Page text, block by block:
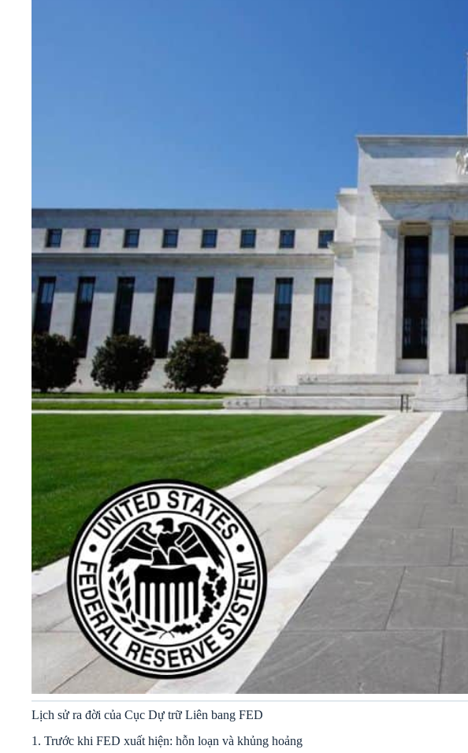
Lịch sử ra đời của Cục Dự trữ Liên bang FED
1. Trước khi FED xuất hiện: hỗn loạn và khủng hoảng